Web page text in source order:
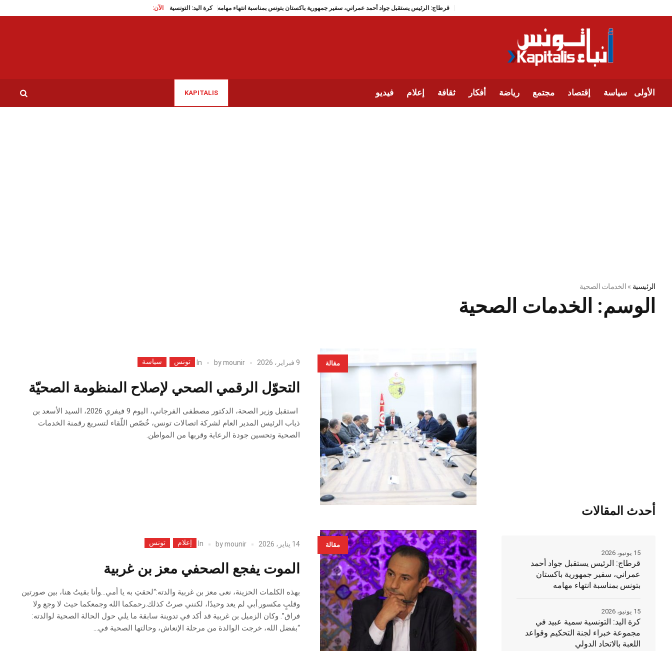
الآن: قرطاج: الرئيس يستقبل جواد أحمد عمراني، سفير جمهورية باكستان بتونس بمناسبة انتهاء مهامه كرة اليد: التونسية سمية عبيد في مجموعة خبراء لجنة التحكيم وقواعد اللعبة
الأولى سياسة إقتصاد مجتمع رياضة أفكار ثقافة إعلام فيديو KAPITALIS
الرئيسية »الخدمات الصحية
الوسم: الخدمات الصحية
مقالة 9 فبراير، 2026 bymounir
In تونس سياسة
التحوّل الرقمي الصحي لإصلاح المنظومة الصحيّة
️ استقبل وزير الصحة، الدكتور مصطفى الفرجاني، اليوم 9 فيفري 2026، السيد الأسعد بن
ذياب الرئيس المدير العام لشركة اتصالات تونس، خُصّص اللّقاء لتسريع رقمنة الخدمات
الصحية وتحسين جودة الرعاية وقربها من المواطن.
مقالة 14 يناير، 2026 bymounir
In إعلام تونس
الموت يفجع الصحفي معز بن غربية
بهذه الكلمات الحزينة، نعى معز بن غربية والدته:“لحقتِ به يا أمي…وأنا بقيتُ هنا، بين صورتين
وقلبٍ مكسور.أبي لم يعد وحيدًا، لكنني صرتُ كذلك.رحمكما الله وجمعكما حيث لا وجع ولا
فراق”. وكان الزميل بن غربية قد أكد في تدوينة سابقة ما يلي حول الحالة الصحية لوالدته:
“بفضل الله، خرجت الوالدة من مرحلة الإنعاش، وحالتها الصحية في...
أحدث المقالات
قرطاج: الرئيس يستقبل جواد أحمد
عمراني، سفير جمهورية باكستان
بتونس بمناسبة انتهاء مهامه
15 يونيو، 2026
كرة اليد: التونسية سمية عبيد في
مجموعة خبراء لجنة التحكيم وقواعد
اللعبة بالاتحاد الدولي
15 يونيو، 2026